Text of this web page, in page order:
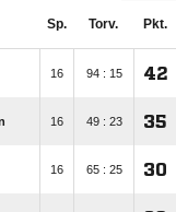
Sp. Torv. Pkt.
16 94 : 15 42
16 49 : 23 35
16 65 : 25 30